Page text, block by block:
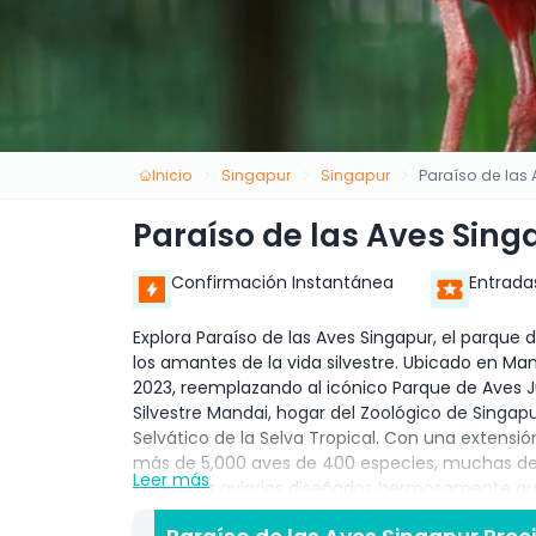
Inicio Singapur Singapur Paraíso de las
Paraíso de las Aves
Confirmación Instantánea
Explora Paraíso de las Aves Singapur, el
los amantes de la vida silvestre. Ubicado en
2023, reemplazando al icónico Parque de
Silvestre Mandai, hogar del Zoológico de
Selvático de la Selva Tropical. Con una
más de 5,000 aves de 400 especies, muchas
Pasea por aviarios diseñados hermosamente
selvas tropicales sudamericanas hasta
Leer más